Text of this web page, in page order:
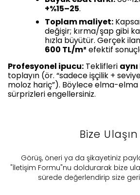
+%15–25.
Toplam maliyet:
değişir; kırma/şap gibi
hızla büyütür. Gerçek
600 TL/m² efektif
Profesyonel ipucu: Teklifleri
toplayın (ör. “sadece işçilik +
moloz hariç”). Böylece elma-elma
sürprizleri engellersiniz.
Bize Ulaşın
​Görüş, öneri ya da şikayetiniz
"İletişim Formu"nu doldurarak bize
sürede değerlendirip size